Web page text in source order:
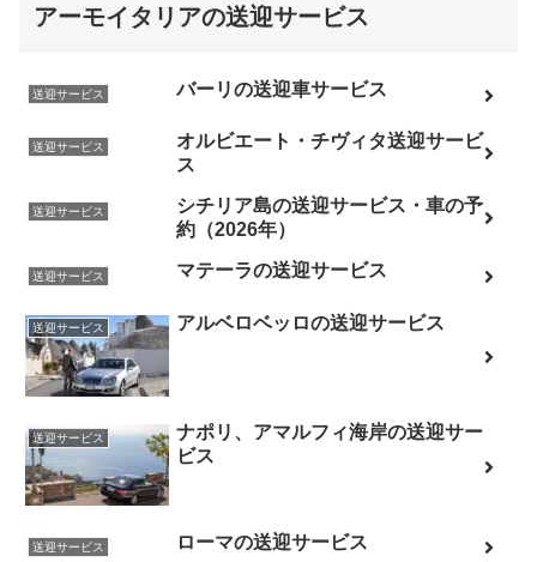
アーモイタリアの送迎サービス
送迎サービス バーリの送迎車サービス
送迎サービス
オルビエート・チヴィタ送迎サービ
ス
送迎サービス
シチリア島の送迎サービス・車の予
約（2026年）
送迎サービス マテーラの送迎サービス
送迎サービス アルベロベッロの送迎サービス
送迎サービス
ナポリ、アマルフィ海岸の送迎サー
ビス
送迎サービス ローマの送迎サービス